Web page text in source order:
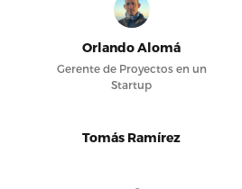
Orlando Alomá
Gerente de Proyectos en un
Startup
Tomás Ramírez